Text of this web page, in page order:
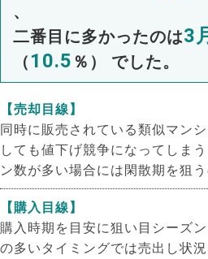
、
二番目に多かったのは3
（ 10.5 ％） でした。
【売却目線】
同時に販売されている類似マン
しても値下げ競争になってしま
ン数が多い場合には閑散期を狙
【購入目線】
購入時期を目安に狙い目シーズ
の多いタイミングでは売出し状